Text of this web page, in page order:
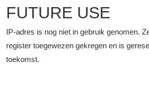
FUTURE USE
IP-adres is nog niet in gebruik genomen.
register toegewezen gekregen en is
toekomst.